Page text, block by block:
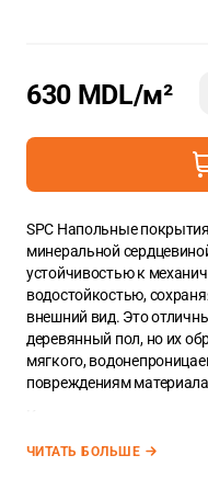
630 MDL/м²
SPC Напольные
минеральной
устойчивостью к
водостойкостью,
внешний вид. Это
деревянный пол, но их
мягкого,
повреждениям
Кроме того, виниловые
устойчивость к
ЧИТАТЬ БОЛЬШЕ